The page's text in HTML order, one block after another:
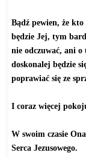
Bądź pewien, że
będzie Jej, tym
nie odczuwać, ani o
doskonalej będzie
poprawiać się ze
I coraz więcej
W swoim czasie
Serca Jezusowego.